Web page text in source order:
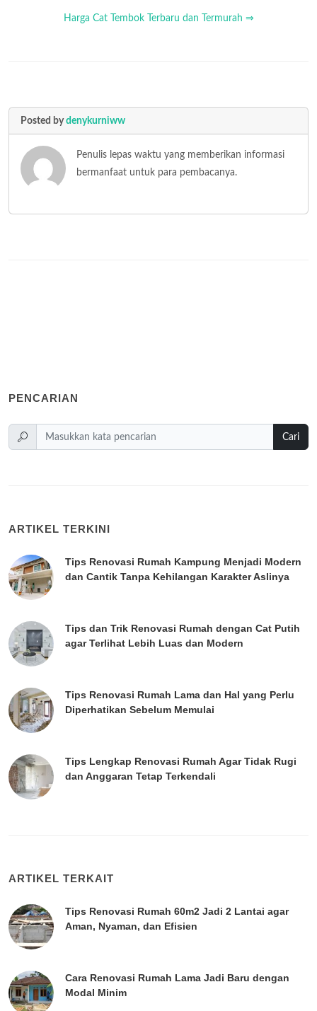
Harga Cat Tembok Terbaru dan Termurah ⇒
Posted bydenykurniww
Penulis lepas waktu yang memberikan informasi
bermanfaat untuk para pembacanya.
PENCARIAN
Cari
ARTIKEL TERKINI
Tips Renovasi Rumah Kampung Menjadi Modern
dan Cantik Tanpa Kehilangan Karakter Aslinya
Tips dan Trik Renovasi Rumah dengan Cat Putih
agar Terlihat Lebih Luas dan Modern
Tips Renovasi Rumah Lama dan Hal yang Perlu
Diperhatikan Sebelum Memulai
Tips Lengkap Renovasi Rumah Agar Tidak Rugi
dan Anggaran Tetap Terkendali
ARTIKEL TERKAIT
Tips Renovasi Rumah 60m2 Jadi 2 Lantai agar
Aman, Nyaman, dan Efisien
Cara Renovasi Rumah Lama Jadi Baru dengan
Modal Minim